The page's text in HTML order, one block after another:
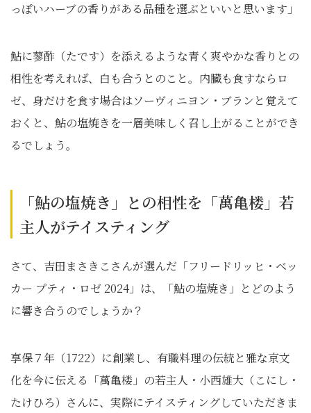
っぽいハーブの香りがある品種を選ぶといいと思います」
鮎に蓼酢（たです）を添えるような青く爽やかな香りとの
相性を考えれば、白も合うとのこと。内臓も食すならロ
ゼ、身だけを食す場合はソーヴィニヨン・ブランと覚えて
おくと、鮎の塩焼きを一層美味しく召し上がることができ
るでしょう。
「鮎の塩焼き」との相性を「萬亀楼」若
主人がテイスティング
さて、吉田まさきこさんが選んだ「フリードリッヒ・ベッ
カー プティ・ロゼ 2024」は、「鮎の塩焼き」とどのよう
に響き合うのでしょうか？
享保７年（1722）に創業し、有職料理の伝統と雅な京文
化を今に伝える「萬亀楼」の若主人・小西雄大（こにし・
たけひろ）さんに、実際にテイスティングしていただきま